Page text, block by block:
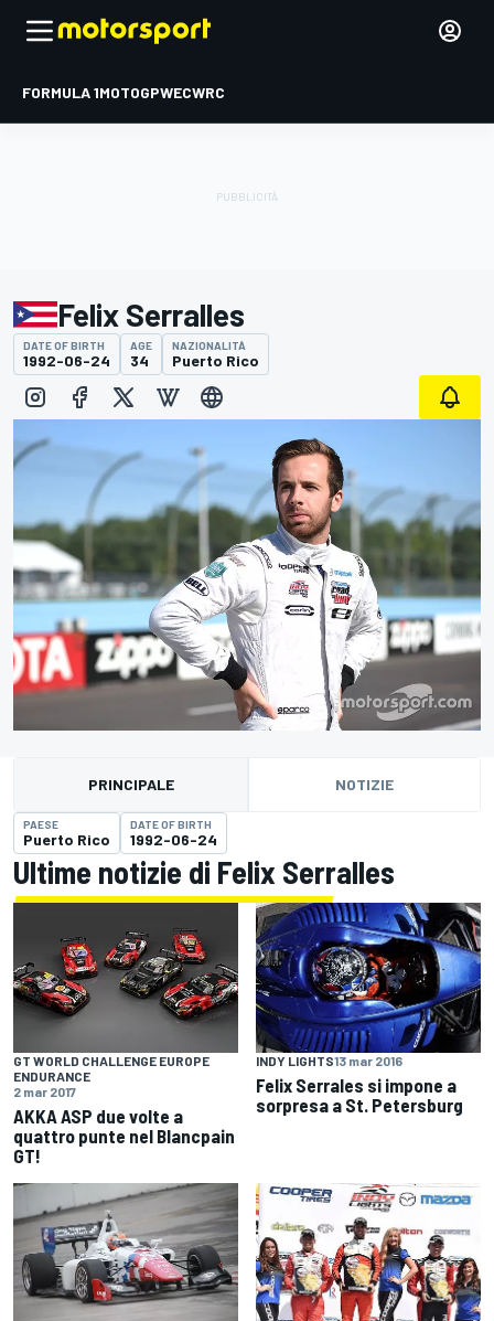
FORMULA 1MOTOGPWECWRC
Felix Serralles
DATE OF BIRTH
1992-06-24
AGE
34
NAZIONALITÀ
Puerto Rico
PRINCIPALE NOTIZIE
PAESE
Puerto Rico
DATE OF BIRTH
1992-06-24
Ultime notizie di Felix Serralles
GT WORLD CHALLENGE EUROPE
ENDURANCE
2 mar 2017
AKKA ASP due volte a
quattro punte nel Blancpain
GT!
INDY LIGHTS13 mar 2016
Felix Serrales si impone a
sorpresa a St. Petersburg